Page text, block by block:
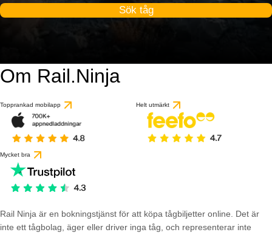
Sök tåg
Om Rail.Ninja
Topprankad mobilapp Helt utmärkt
Mycket bra
Rail Ninja är en bokningstjänst för att köpa tågbiljetter online. Det är
inte ett tågbolag, äger eller driver inga tåg, och representerar inte